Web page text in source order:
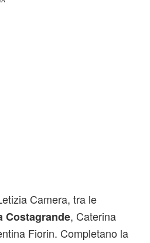
Camera, tra le
Costagrande, Caterina
Fiorin. Completano la